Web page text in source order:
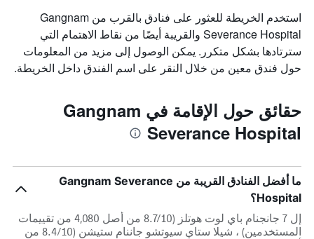
استخدم الخريطة للعثور على فنادق بالقرب من Gangnam
Severance Hospital والقريبة أيضًا من نقاط الاهتمام التي
سترتادها بشكل متكرر. يمكن الوصول إلى مزيد من المعلومات
حول فندق معين من خلال النقر على اسم الفندق داخل الخريطة.
حقائق حول الإقامة في Gangnam
Severance Hospital
ما أفضل الفنادق القريبة من Gangnam Severance
Hospital؟
إل 7 جانجنام باي لوت هوتلز (8.7/10 من أصل 4,080 من تقييمات
المستخدمين) ، شيلا ستاي سيوتشو جاننام ستيشن (8.4/10 من